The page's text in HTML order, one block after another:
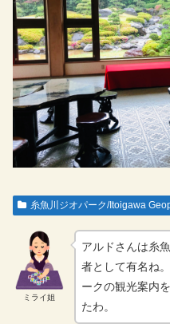
糸魚川ジオパーク/Itoigawa
ミライ姐
アルドさんは糸
者として有名ね
ークの観光案内
たわ。